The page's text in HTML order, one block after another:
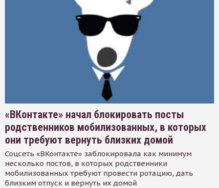
«ВКонтакте» начал блокировать посты
родственников мобилизованных, в которых
они требуют вернуть близких домой
Соцсеть «ВКонтакте» заблокировала как минимум
несколько постов, в которых родственники
мобилизованных требуют провести ротацию, дать
близким отпуск и вернуть их домой